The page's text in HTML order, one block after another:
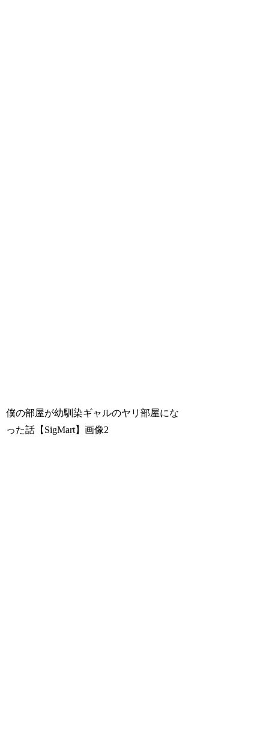
僕の部屋が幼馴染ギャルのヤリ部屋にな
った話【SigMart】画像2